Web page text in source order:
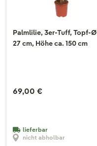
Palmlilie, 3er-Tuff, Topf-Ø
27 cm, Höhe ca. 150 cm
69,00 €
lieferbar
nicht abholbar